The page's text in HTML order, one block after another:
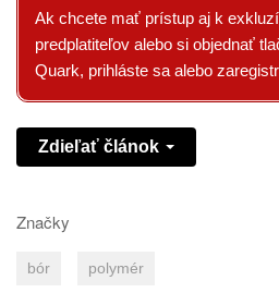
Ak chcete mať prístup aj k
predplatiteľov alebo si objednať
Quark, prihláste sa alebo
Zdieľať článok
Značky
bór polymér